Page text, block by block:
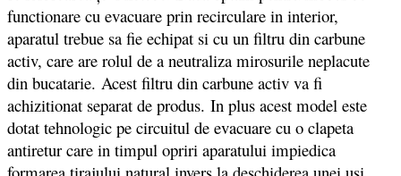
functionare cu evacuare prin recirculare in interior,
aparatul trebue sa fie echipat si cu un filtru din carbune
activ, care are rolul de a neutraliza mirosurile neplacute
din bucatarie. Acest filtru din carbune activ va fi
achizitionat separat de produs. In plus acest model este
dotat tehnologic pe circuitul de evacuare cu o clapeta
antiretur care in timpul opriri aparatului impiedica